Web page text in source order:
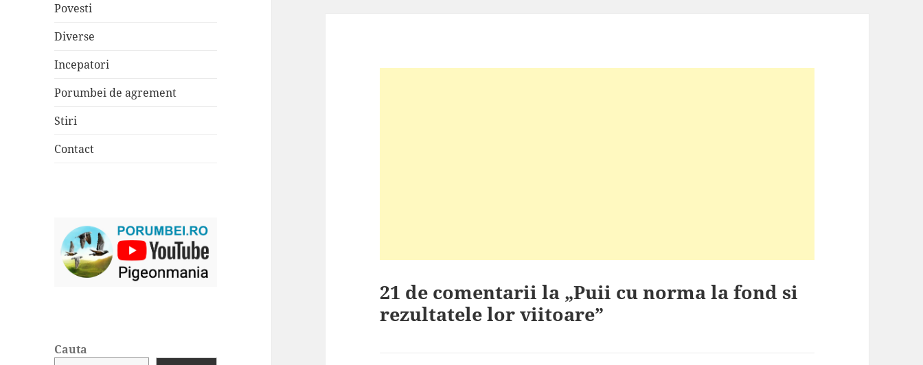
Povesti
Diverse
Incepatori
Porumbei de agrement
Stiri
Contact
Cauta
21 de comentarii la „Puii cu norma la fond si
rezultatele lor viitoare”